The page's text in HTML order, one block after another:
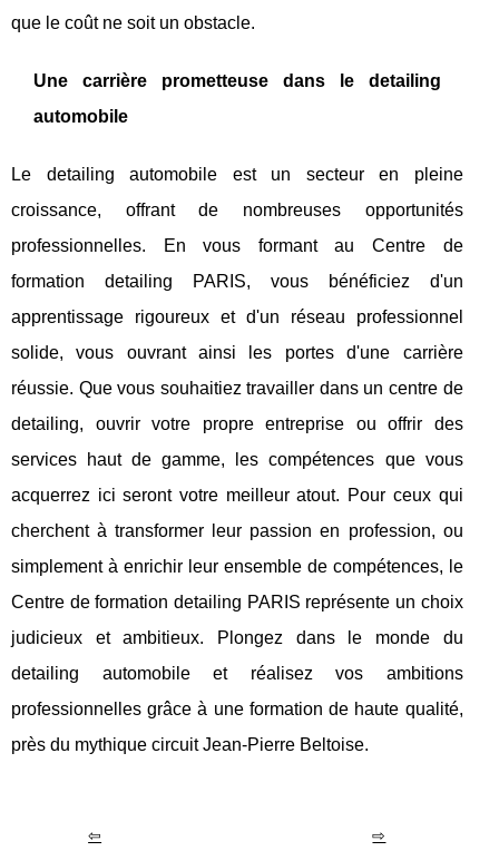
que le coût ne soit un obstacle.
Une carrière prometteuse dans le detailing
automobile
Le detailing automobile est un secteur en pleine
croissance, offrant de nombreuses opportunités
professionnelles. En vous formant au Centre de
formation detailing PARIS, vous bénéficiez d'un
apprentissage rigoureux et d'un réseau professionnel
solide, vous ouvrant ainsi les portes d'une carrière
réussie. Que vous souhaitiez travailler dans un centre de
detailing, ouvrir votre propre entreprise ou offrir des
services haut de gamme, les compétences que vous
acquerrez ici seront votre meilleur atout. Pour ceux qui
cherchent à transformer leur passion en profession, ou
simplement à enrichir leur ensemble de compétences, le
Centre de formation detailing PARIS représente un choix
judicieux et ambitieux. Plongez dans le monde du
detailing automobile et réalisez vos ambitions
professionnelles grâce à une formation de haute qualité,
près du mythique circuit Jean-Pierre Beltoise.